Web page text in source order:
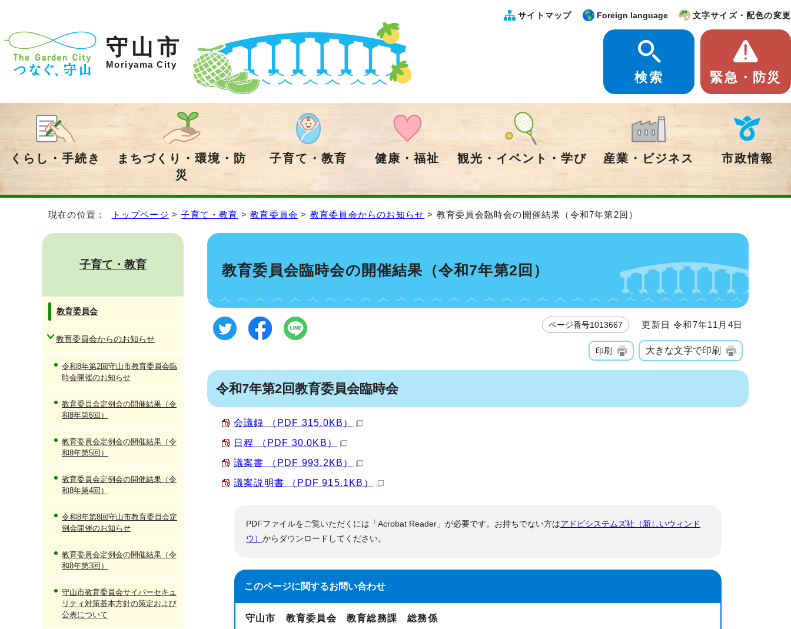
守山市
Moriyama City
サイトマップ Foreign language 文字サイズ・配色の変更
検索 緊急・防災
くらし・手続き
まちづくり・環境・防
災
子育て・教育 健康・福祉 観光・イベント・学び 産業・ビジネス 市政情報
現在の位置： トップページ >子育て・教育 >教育委員会 > 教育委員会からのお知らせ > 教育委員会臨時会の開催結果（令和7年第2回）
教育委員会臨時会の開催結果（令和7年第2回）
ページ番号1013667 更新日 令和7年11月4日
印刷 大きな文字で印刷
令和7年第2回教育委員会臨時会
会議録 （PDF 315.0KB）
日程 （PDF 30.0KB）
議案書 （PDF 993.2KB）
議案説明書 （PDF 915.1KB）
PDFファイルをご覧いただくには「Acrobat Reader」が必要です。お持ちでない方はアドビシステムズ社（新しいウィンド
ウ） からダウンロードしてください。
このページに関するお問い合わせ
守山市 教育委員会 教育総務課 総務係
子育て・教育
教育委員会
教育委員会からのお知らせ
令和8年第2回守山市教育委員会臨
時会開催のお知らせ
教育委員会定例会の開催結果（令
和8年第6回）
教育委員会定例会の開催結果（令
和8年第5回）
教育委員会定例会の開催結果（令
和8年第4回）
令和8年第8回守山市教育委員会定
例会開催のお知らせ
教育委員会定例会の開催結果（令
和8年第3回）
守山市教育委員会サイバーセキュ
リティ対策基本方針の策定および
公表について